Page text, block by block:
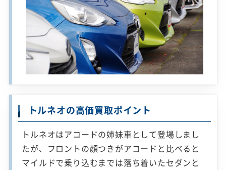
トルネオの高価買取ポイント
トルネオはアコードの姉妹車として登場しまし
たが、フロントの顔つきがアコードと比べると
マイルドで乗り込むまでは落ち着いたセダンと